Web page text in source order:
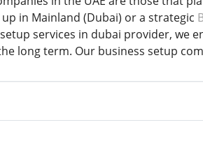
in Mainland (Dubai) or a strategic
services in dubai provider, we
long term. Our business setup